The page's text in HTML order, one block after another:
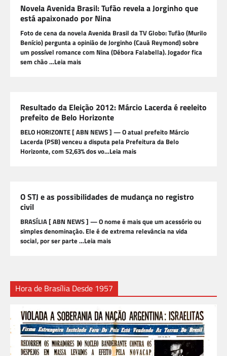
Novela Avenida Brasil: Tufão revela a Jorginho que
está apaixonado por Nina
Foto de cena da novela Avenida Brasil da TV Globo: Tufão (Murilo
Benício) pergunta a opinião de Jorginho (Cauã Reymond) sobre
um possível romance com Nina (Débora Falabella). Jogador fica
sem chão …Leia mais
Resultado da Eleição 2012: Márcio Lacerda é reeleito
prefeito de Belo Horizonte
BELO HORIZONTE [ ABN NEWS ] — O atual prefeito Márcio
Lacerda (PSB) venceu a disputa pela Prefeitura da Belo
Horizonte, com 52,63% dos vo…Leia mais
O STJ e as possibilidades de mudança no registro
civil
BRASÍLIA [ ABN NEWS ] — O nome é mais que um acessório ou
simples denominação. Ele é de extrema relevância na vida
social, por ser parte …Leia mais
Hora de Brasília Desde 1957